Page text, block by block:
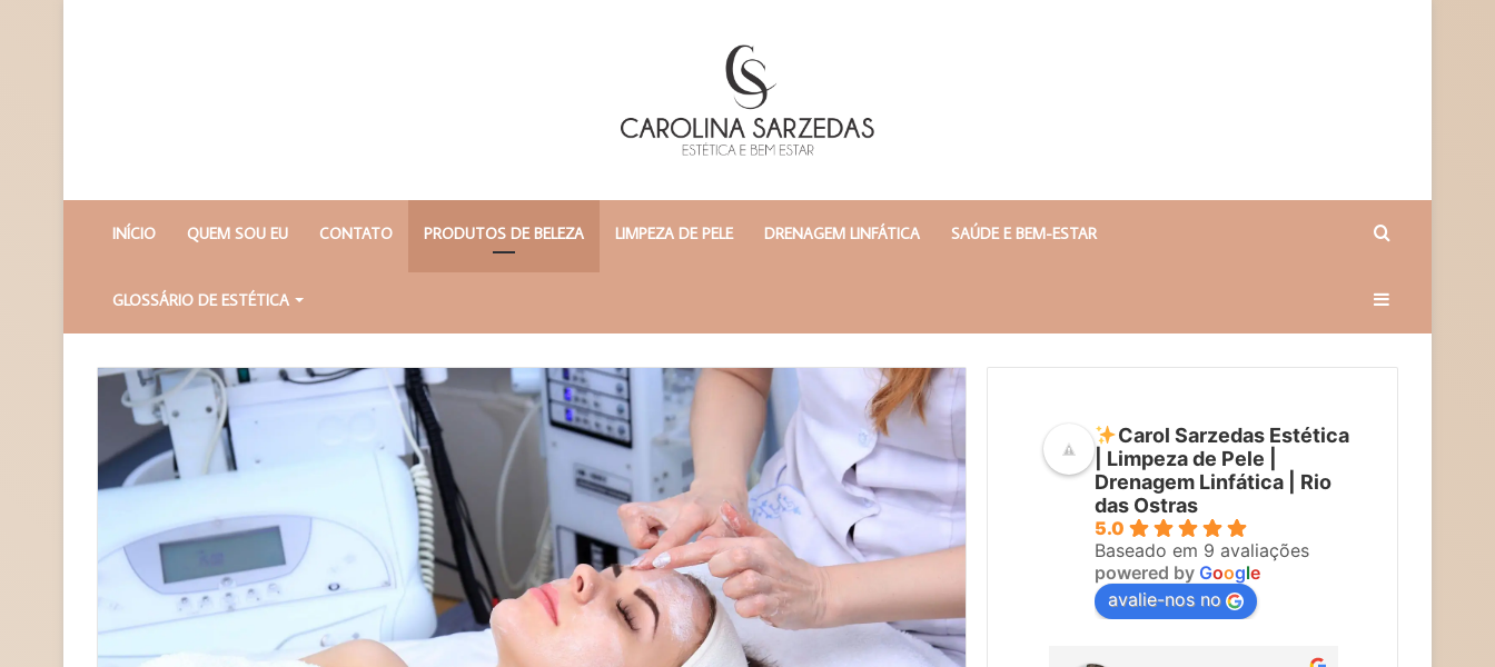
INÍCIO QUEM SOU EU CONTATO PRODUTOS DE BELEZA LIMPEZA DE PELE DRENAGEM LINFÁTICA SAÚDE E BEM-ESTAR
GLOSSÁRIO DE ESTÉTICA
Lateral
Carol Sarzedas Estética
| Limpeza de Pele |
Drenagem Linfática | Rio
das Ostras
5.0
Baseado em 9 avaliações
powered by Google
avalie-nos no